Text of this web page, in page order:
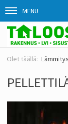
MENU
Lämmitys